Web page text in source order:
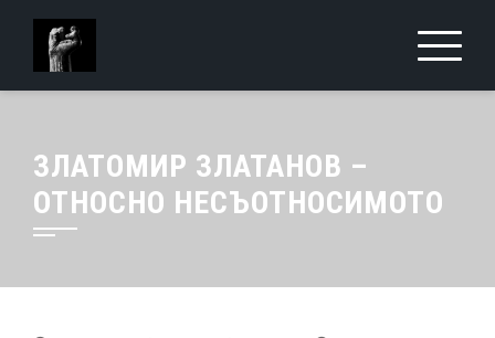
ЗЛАТОМИР ЗЛАТАНОВ –
ОТНОСНО НЕСЪОТНОСИМОТО